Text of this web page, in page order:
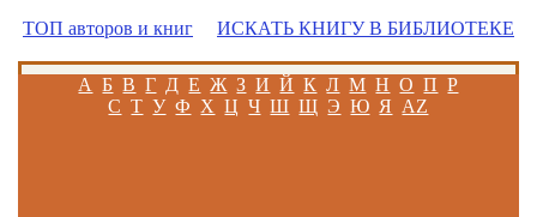
ТОП авторов и книг ИСКАТЬ КНИГУ В БИБЛИОТЕКЕ
А Б В Г Д Е Ж З И Й К Л М Н О П Р
С Т У Ф Х Ц Ч Ш Щ Э Ю Я AZ